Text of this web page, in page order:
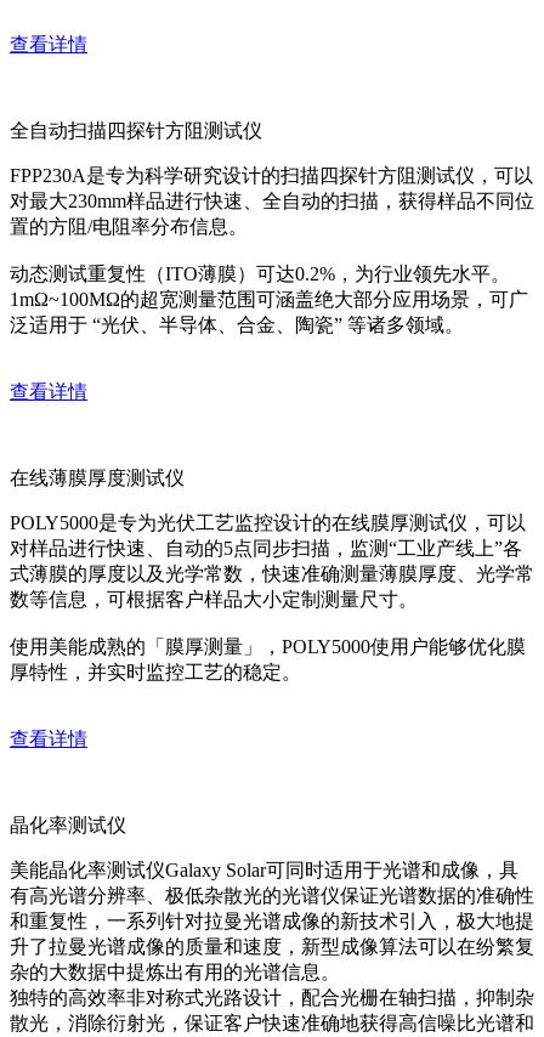
查看详情
全自动扫描四探针方阻测试仪
FPP230A是专为科学研究设计的扫描四探针方阻测试仪，可以
对最大230mm样品进行快速、全自动的扫描，获得样品不同位
置的方阻/电阻率分布信息。
动态测试重复性（ITO薄膜）可达0.2%，为行业领先水平。
1mΩ~100MΩ的超宽测量范围可涵盖绝大部分应用场景，可广
泛适用于 “光伏、半导体、合金、陶瓷” 等诸多领域。
查看详情
在线薄膜厚度测试仪
POLY5000是专为光伏工艺监控设计的在线膜厚测试仪，可以
对样品进行快速、自动的5点同步扫描，监测“工业产线上”各
式薄膜的厚度以及光学常数，快速准确测量薄膜厚度、光学常
数等信息，可根据客户样品大小定制测量尺寸。
使用美能成熟的「膜厚测量」，POLY5000使用户能够优化膜
厚特性，并实时监控工艺的稳定。
查看详情
晶化率测试仪
美能晶化率测试仪Galaxy Solar可同时适用于光谱和成像，具
有高光谱分辨率、极低杂散光的光谱仪保证光谱数据的准确性
和重复性，一系列针对拉曼光谱成像的新技术引入，极大地提
升了拉曼光谱成像的质量和速度，新型成像算法可以在纷繁复
杂的大数据中提炼出有用的光谱信息。
独特的高效率非对称式光路设计，配合光栅在轴扫描，抑制杂
散光，消除衍射光，保证客户快速准确地获得高信噪比光谱和